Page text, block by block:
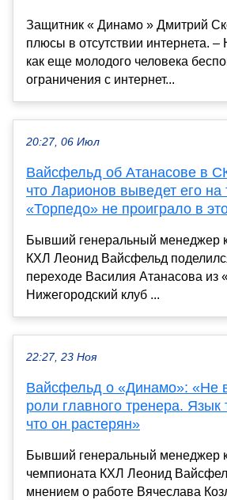
Защитник « Динамо » Дмитрий
плюсы в отсутствии интернета. –
как еще молодого человека
ограничения с интернет...
20:27, 06 Июл
Вайсфельд об Атанасове в
что Ларионов выведет его на
«Торпедо» не проиграло в
Бывший генеральный менеджер
КХЛ Леонид Вайсфельд
переходе Василия Атанасова из
Нижегородский клуб ...
22:27, 23 Ноя
Вайсфельд о «Динамо»: «Не
роли главного тренера. Язык
что он растерян»
Бывший генеральный менеджер
чемпионата КХЛ Леонид
мнением о работе Вячеслава